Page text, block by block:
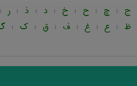
ج | چ | ح | خ | د | ذ | ر |
ظ | ع | غ | ف | ق | ک |